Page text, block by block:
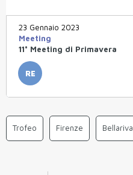
23 Gennaio 2023
Meeting
11° Meeting di Primavera
RE
Trofeo Firenze Bellariva